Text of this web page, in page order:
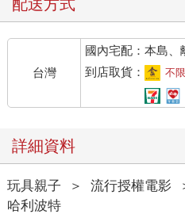
配送方式
台灣
國內宅配：本島、
到店取貨：
不
詳細資料
玩具親子 ＞ 流行授權電影
哈利波特